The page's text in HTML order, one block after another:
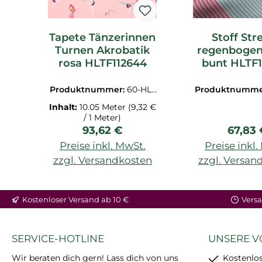
Tapete Tänzerinnen
Turnen Akrobatik
rosa HLTF112644
Produktnummer: 60-HLT
F112644
Inhalt: 10.05 Meter (9,32 €
/ 1 Meter)
Regulärer Preis:
93,62 €
Preise inkl. MwSt.
zzgl. Versandkosten
Stoff
bunt
67,83
Preise inkl.
zzgl.
Kostenloser Versand ab 10 €
SERVICE-HOTLINE
Wir beraten dich gern! Lass dich von uns
UNSERE